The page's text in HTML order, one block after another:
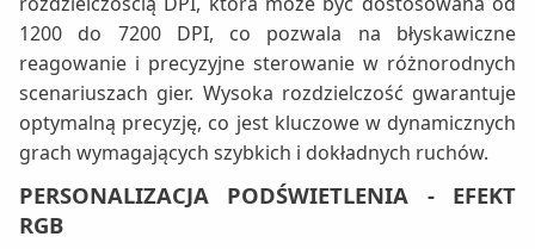
1200 do 7200 DPI, co pozwala na błyskawiczne
reagowanie i precyzyjne sterowanie w różnorodnych
scenariuszach gier. Wysoka rozdzielczość gwarantuje
optymalną precyzję, co jest kluczowe w dynamicznych
grach wymagających szybkich i dokładnych ruchów.
PERSONALIZACJA PODŚWIETLENIA - EFEKT
RGB